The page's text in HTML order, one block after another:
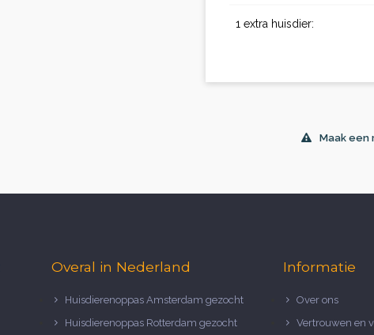
1 extra huisdier:
Maak een
Overal in Nederland
Huisdierenoppas Amsterdam gezocht
Huisdierenoppas Rotterdam gezocht
Informatie
Over ons
Vertrouwen en